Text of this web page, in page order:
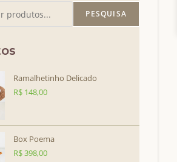
PESQUISA
Ramalhetinho Delicado
R$ 148,00
Box Poema
R$398,00